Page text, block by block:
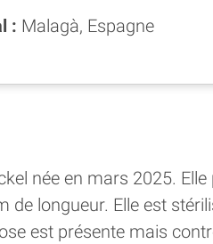
: Malagà, Espagne
née en mars 2025.
longueur. Elle est
est présente mais